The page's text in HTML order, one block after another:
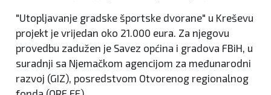
"Utopljavanje gradske športske dvorane" u Kreševu
projekt je vrijedan oko 21.000 eura. Za njegovu
provedbu zadužen je Savez općina i gradova FBiH, u
suradnji sa Njemačkom agencijom za međunarodni
razvoj (GIZ), posredstvom Otvorenog regionalnog